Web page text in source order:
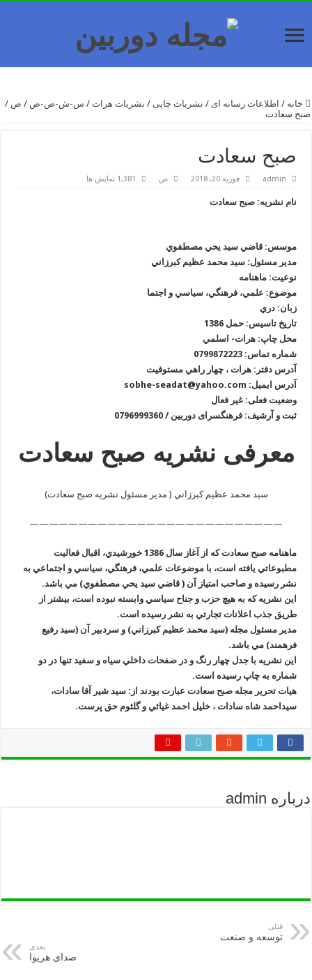
خانه / اطلاعات رسانه ای / نشریات چاپی / نشریات هرات / س-ش-ص-ض / ص /
صبح سعادت
صبح سعادت
admin فوریه 20, 2018 ص 1,381 نمایش ها
نام نشریه: صبح سعادت
موسس: قاضي سيد يحي مصطفوي
مدیر مسئول:سيد محمد عظيم كبرزاني
نوعیت: ماهنامه
موضوع: علمي، فرهنگي، سياسي و اجتما
زبان: دري
تاریخ تاسیس: حمل 1386
محل چاپ: هرات- اسلمي
شماره تماس: 0799872223
آدرس دفتر: هرات ، چهار راهي مستوفيت
آدرس ایمیل: sobhe-seadat@yahoo.com
وضعیت فعلی: غیر فعال
ثبت و آرشیف: فرهنگسرای دوربین / 0796999360
معرفی نشريه صبح سعادت
سيد محمد عظيم كبرزاني ( مدیر مسئول نشریه صبح سعادت)
——————————————————————————
ماهنامه صبح سعادت كه از آغاز سال 1386 خورشيدي، اقبال فعاليت
مطبوعاتي يافته است، با موضوعات علمي، فرهنگي، سياسي و اجتماعي به
نشر رسيده و صاحب امتياز آن ( قاضي سيد يحي مصطفوي) مي باشد.
اين نشريه كه به هيچ حزب و جناح سياسي وابسته نبوده است، بيشتر از
طريق جذب اعلانات تجارتي به نشر رسيده است.
مدير مسئول مجله (سيد محمد عظيم كبرزاني) و سردبير آن (سيد رفيع
فرهمند) مي باشد.
اين نشريه با جدل چهار رنگ و در صفحات داخلي سياه و سفيد تنها در دو
شماره به چاپ رسيده است.
هيات تحرير مجله صبح سعادت عبارت بودند از: سيد شير آقا سادات،
سيداحمد شاه سادات ، خليل احمد غياثي و گلثوم حق پرست.
درباره admin
قبلی
توسعه و صنعت
بعدی
صدای هریوا